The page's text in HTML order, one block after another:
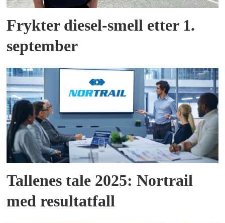
Frykter diesel-smell etter 1.
september
Tallenes tale 2025: Nortrail
med resultatfall